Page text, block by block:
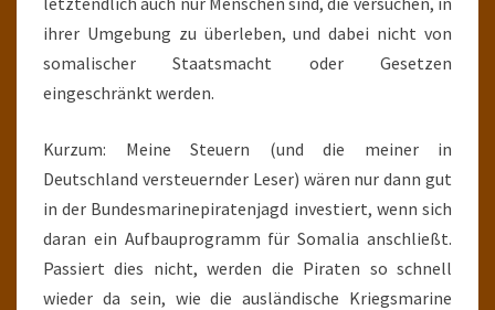
ihrer Umgebung zu überleben, und dabei nicht von
somalischer Staatsmacht oder Gesetzen
eingeschränkt werden.
Kurzum: Meine Steuern (und die meiner in
Deutschland versteuernder Leser) wären nur dann gut
in der Bundesmarinepiratenjagd investiert, wenn sich
daran ein Aufbauprogramm für Somalia anschließt.
Passiert dies nicht, werden die Piraten so schnell
wieder da sein, wie die ausländische Kriegsmarine